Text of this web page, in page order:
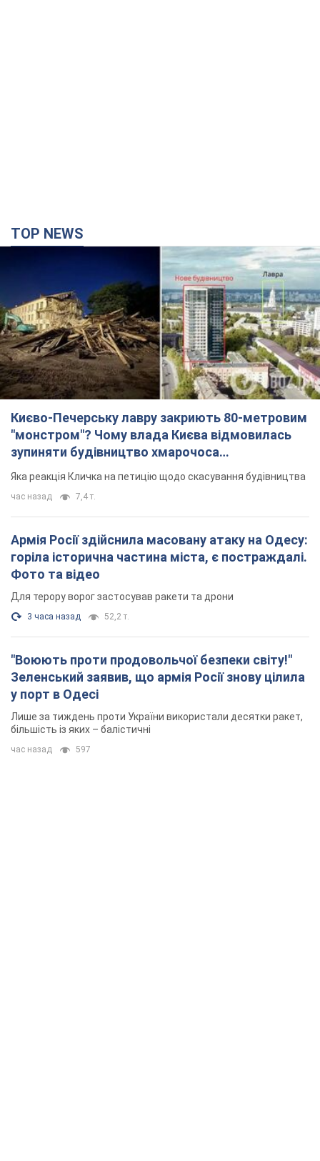
Києво-Печерську лавру закриють 80-метровим
"монстром"? Чому влада Києва відмовилась
зупиняти будівництво хмарочоса
"московського вірянина"
Яка реакція Кличка на петицію щодо скасування будівництва
час назад 7,4 т.
Армія Росії здійснила масовану атаку на Одесу:
горіла історична частина міста, є постраждалі.
Фото та відео
Для терору ворог застосував ракети та дрони
3 часа назад 52,2 т.
"Воюють проти продовольчої безпеки світу!"
Зеленський заявив, що армія Росії знову цілила
більшість із яких – балістичні
час назад 597